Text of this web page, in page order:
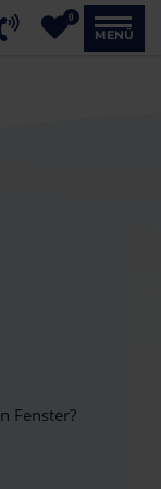
0
MENÜ
Fenster?